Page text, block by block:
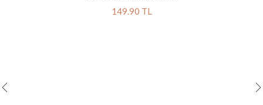
149.90 TL